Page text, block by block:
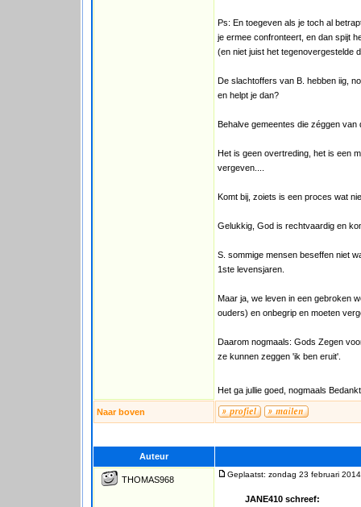
Ps: En toegeven als je toch al
je ermee confronteert, en dan spijt
(en niet juist het tegenovergestelde
De slachtoffers van B. hebben iig,
en helpt je dan?
Behalve gemeentes die zéggen
Het is geen overtreding, het is een
vergeven....
Komt bij, zoiets is een proces wat
Gelukkig, God is rechtvaardig en
S. sommige mensen beseffen niet
1ste levensjaren.
Maar ja, we leven in een gebroken
ouders) en onbegrip en moeten
Daarom nogmaals: Gods Zegen
ze kunnen zeggen 'ik ben eruit'.
Het ga jullie goed, nogmaals
Naar boven
Auteur
THOMAS968
Geplaatst: zondag 23 februari
JANE410 schreef: